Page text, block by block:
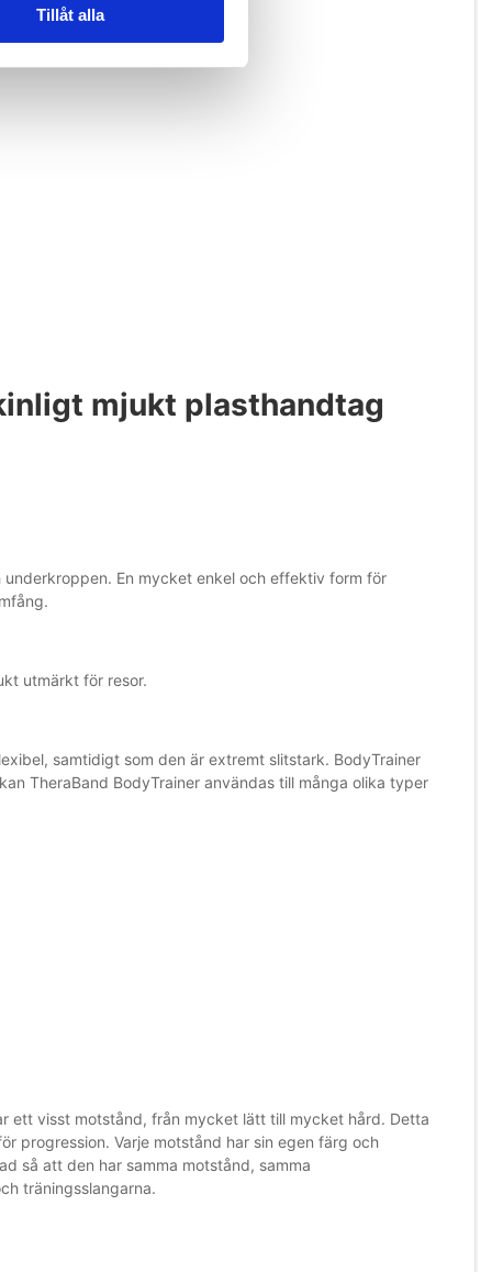
Tillåt alla
mjukt plasthandtag
En mycket enkel och effektiv form för
utmärkt för resor.
samtidigt som den är extremt slitstark. BodyTrainer
TheraBand BodyTrainer användas till många olika typer
ett visst motstånd, från mycket lätt till mycket hård. Detta
progression. Varje motstånd har sin egen färg och
så att den har samma motstånd, samma
träningsslangarna.